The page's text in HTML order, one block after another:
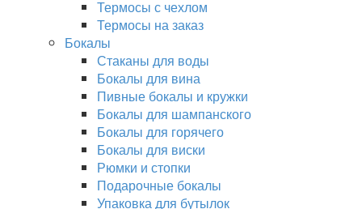
Термосы с чехлом
Термосы на заказ
Бокалы
Стаканы для воды
Бокалы для вина
Пивные бокалы и кружки
Бокалы для шампанского
Бокалы для горячего
Бокалы для виски
Рюмки и стопки
Подарочные бокалы
Упаковка для бутылок